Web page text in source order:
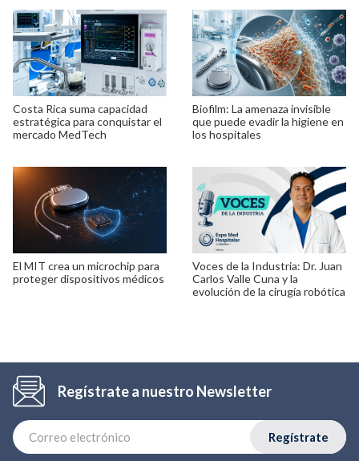
Costa Rica suma capacidad
estratégica para conquistar el
mercado MedTech
Biofilm: La amenaza invisible
que puede evadir la higiene en
los hospitales
El MIT crea un microchip para
proteger dispositivos médicos
Voces de la Industria: Dr. Juan
Carlos Valle Cuna y la
evolución de la cirugía robótica
Regístrate a nuestro Newsletter
Regístrate